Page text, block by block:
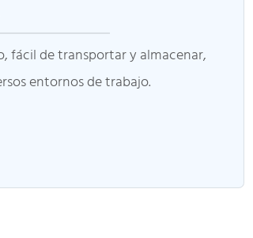
fácil de transportar y almacenar,
entornos de trabajo.